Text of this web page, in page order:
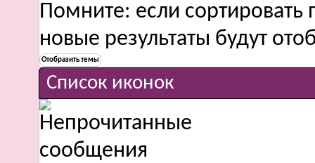
Помните: если
новые результаты будут
Список иконок